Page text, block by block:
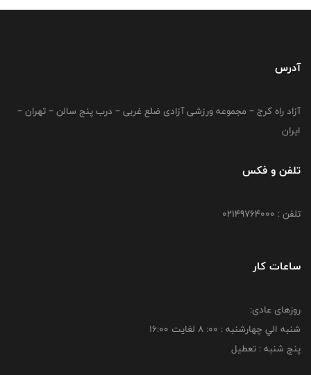
آدرس
آزاد راه کرج – مجموعه ورزشی آزادی ضلع غربی – درب پنج سالن – تهران –
ایران
تلفن و فکس
تلفن : 02149764000
ساعات کار
روزهای عادی:
شنبه الي چهارشنبه : 00: 8 لغايت 16:00
پنج شنبه : تعطیل